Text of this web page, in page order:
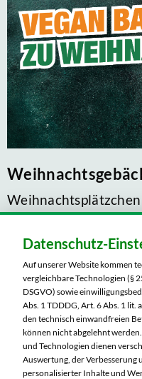
aus, schmecken
unendlich viele, tolle
schmecken diese
herkömmliche Art
Mehr
Datenschutz-
Auf unserer Website kommen
vergleichbare Technologien (§
DSGVO) sowie
Abs. 1 TDDDG, Art. 6 Abs. 1 lit.
den technisch einwandfreien
können nicht abgelehnt
und Technologien dienen
Auswertung, der Verbesserung
personalisierter Inhalte und